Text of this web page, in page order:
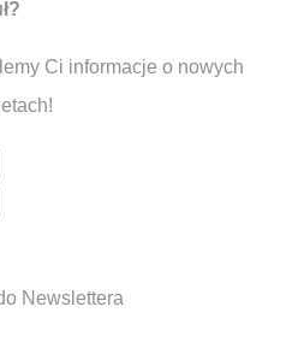
Ci informacje o nowych
Newslettera